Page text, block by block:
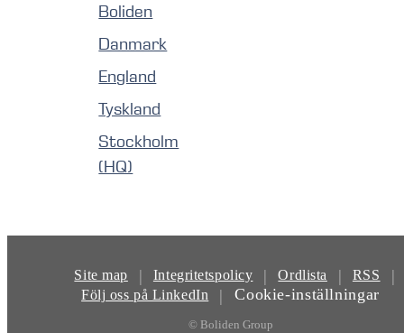
Boliden
Danmark
England
Tyskland
Stockholm
(HQ)
Site map | Integritetspolicy | Ordlista | RSS |
Följ oss på LinkedIn | Cookie-inställningar
© Boliden Group